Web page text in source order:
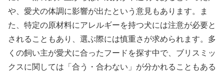
や、愛犬の体調に影響が出たという意見もあります。ま
た、特定の原材料にアレルギーを持つ犬には注意が必要と
されることもあり、選ぶ際には慎重さが求められます。多
くの飼い主が愛犬に合ったフードを探す中で、ブリスミッ
クスに関しては「合う・合わない」が分かれることもある